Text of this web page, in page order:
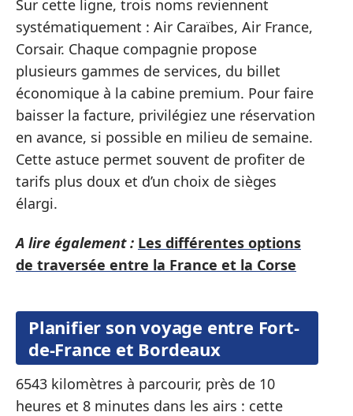
Sur cette ligne, trois noms reviennent
systématiquement : Air Caraïbes, Air France,
Corsair. Chaque compagnie propose
plusieurs gammes de services, du billet
économique à la cabine premium. Pour faire
baisser la facture, privilégiez une réservation
en avance, si possible en milieu de semaine.
Cette astuce permet souvent de profiter de
tarifs plus doux et d’un choix de sièges
élargi.
A lire également : Les différentes options
de traversée entre la France et la Corse
Planifier son voyage entre Fort-
de-France et Bordeaux
6543 kilomètres à parcourir, près de 10
heures et 8 minutes dans les airs : cette